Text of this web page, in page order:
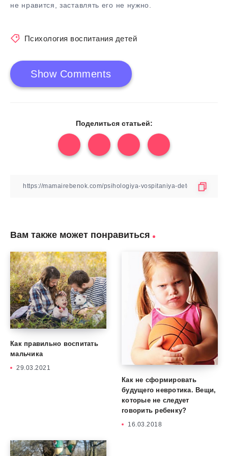
не нравится, заставлять его не нужно.
Психология воспитания детей
Show Comments
Поделиться статьей:
Вам также может понравиться
Как правильно воспитать
мальчика
29.03.2021
Как не сформировать
будущего невротика. Вещи,
которые не следует
говорить ребенку?
16.03.2018